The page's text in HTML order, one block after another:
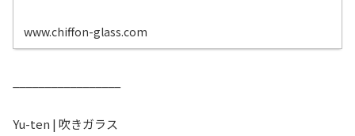
www.chiffon-glass.com
Yu-ten | 吹きガラス